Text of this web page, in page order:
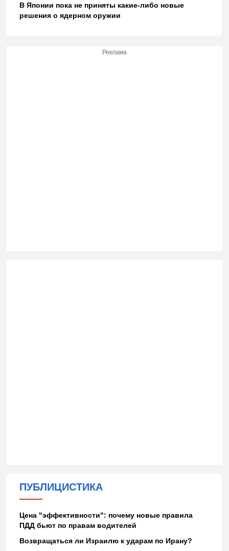
В Японии пока не приняты какие-либо новые
решения о ядерном оружии
Реклама
ПУБЛИЦИСТИКА
Цена "эффективности": почему новые правила
ПДД бьют по правам водителей
Возвращаться ли Израилю к ударам по Ирану?